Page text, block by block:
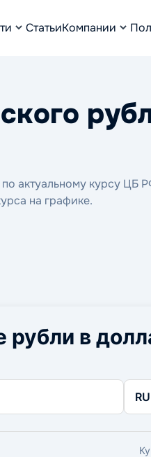
СтатьиКомпании
актуальному курсу ЦБ
на графике.
рубли в